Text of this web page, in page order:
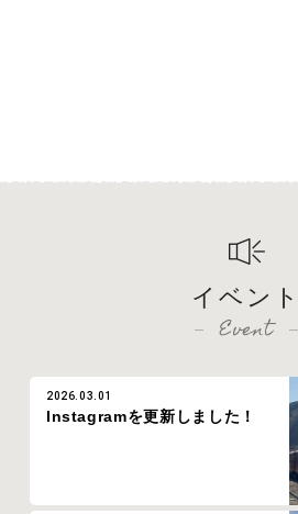
イベント
Event
2026.03.01
Instagramを更新しました！